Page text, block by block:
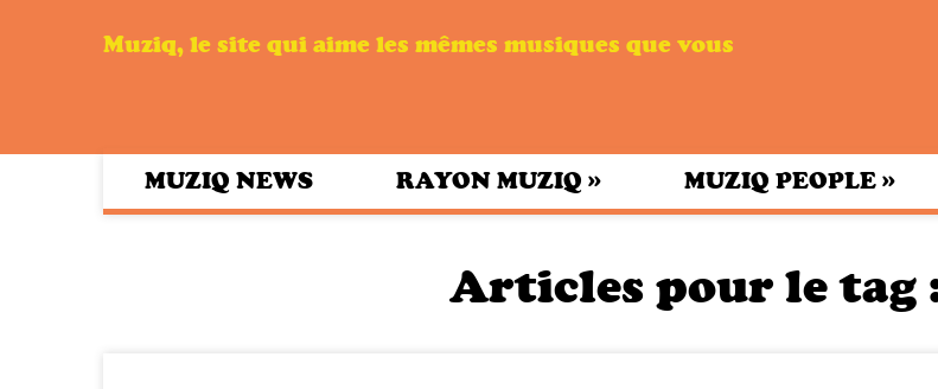
Muziq, le site qui aime les mêmes musiques que vous
MUZIQ NEWS RAYON MUZIQ » MUZIQ PEOPLE »
Articles pour le tag